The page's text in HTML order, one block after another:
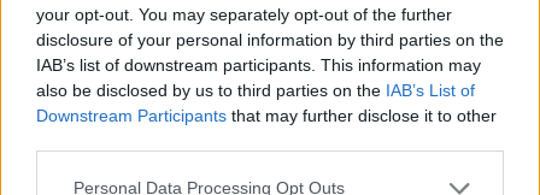
your opt-out. You may separately opt-out of the further
disclosure of your personal information by third parties on the
IAB’s list of downstream participants. This information may
also be disclosed by us to third parties on the IAB’s List of
Downstream Participants that may further disclose it to other
Personal Data Processing Opt Outs